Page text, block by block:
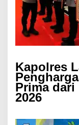
Kapolres
Prima dari
2026